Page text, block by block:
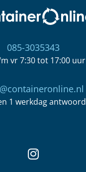
085-3035343
vr 7:30 tot 17:00 uur
1 werkdag antwoord